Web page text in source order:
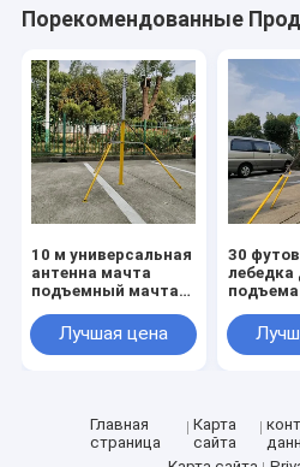
Порекомендованные
10 м универсальная
антенна мачта
подъемный мачта
телескопический
легкий антенна
Лучшая цена
30
лебедка
Главная
страница
Карта
сайта